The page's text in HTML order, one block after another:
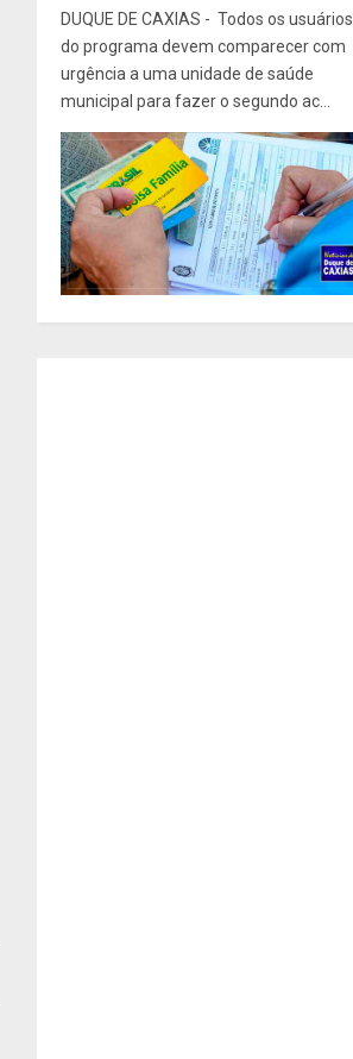
DUQUE DE CAXIAS - Todos os usuários
do programa devem comparecer com
urgência a uma unidade de saúde
municipal para fazer o segundo ac...